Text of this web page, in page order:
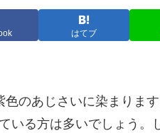
はてブ
色のあじさいに染まりま
いる方は多いでしょう